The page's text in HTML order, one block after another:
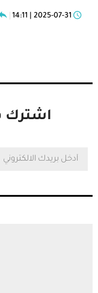
2025-07-31 | 14:11
اشترك